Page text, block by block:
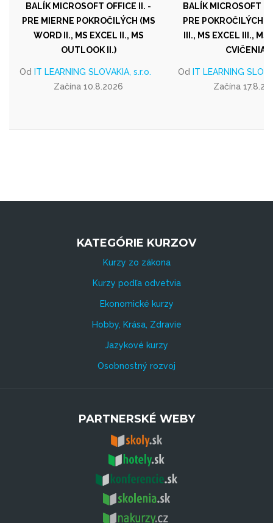
BALÍK MICROSOFT OFFICE II. -
PRE MIERNE POKROČILÝCH (MS
WORD II., MS EXCEL II., MS
OUTLOOK II.)
Od IT LEARNING SLOVAKIA, s.r.o.
Začína 10.8.2026
BALÍK MICROSOFT
PRE POKROČILÝCH
III., MS EXCEL III., MS
CVIČENIA)
Od IT LEARNING
Začína
KATEGÓRIE KURZOV
Kurzy zo zákona
Kurzy podľa odvetvia
Ekonomické kurzy
Hobby, Krása, Zdravie
Jazykové kurzy
Osobnostný rozvoj
PARTNERSKÉ WEBY